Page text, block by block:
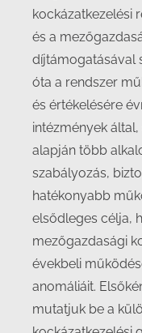
kockázatkezelési
és a
díjtámogatásával
óta a rendszer
és értékelésére
intézmények
alapján több
szabályozás,
hatékonyabb
elsődleges célja,
mezőgazdasági
évekbeli
anomáliáit.
mutatjuk be a